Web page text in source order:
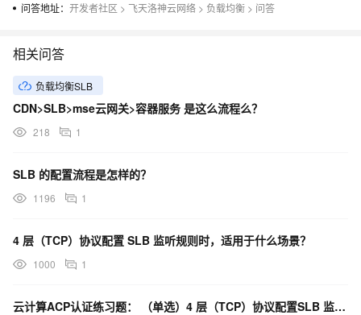
问答地址： 开发者社区 > 飞天洛神云网络 > 负载均衡 > 问答
相关问答
负载均衡SLB
CDN>SLB>mse云网关>容器服务 是这么流程么？
218 1
SLB 的配置流程是怎样的？
1196 1
4 层（TCP）协议配置 SLB 监听规则时，适用于什么场景？
1000 1
云计算ACP认证练习题： （单选）4 层（TCP）协议配置SLB 监听规则时，适用于什么场景？